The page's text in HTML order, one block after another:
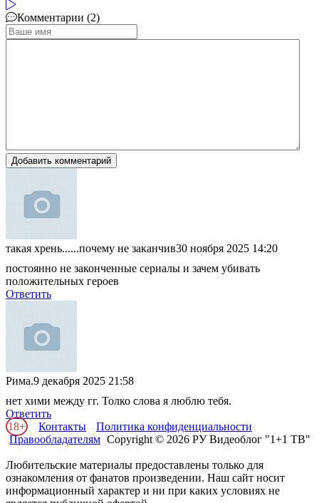
Комментарии (2)
Добавить комментарий
такая хрень......почему не заканчив30 ноября 2025 14:20
постоянно не законченные сериалы и зачем убивать
положительных героев
Ответить
Рима.9 декабря 2025 21:58
нет хими между гг. Толко слова я люблю тебя.
Ответить
18+
Контакты
Политика конфиденциальности
Правообладателям Copyright © 2026 РУ Видеоблог "1+1 ТВ"
Любительские материалы предоставлены только для
ознакомления от фанатов произведении. Наш сайт носит
информационный характер и ни при каких условиях не